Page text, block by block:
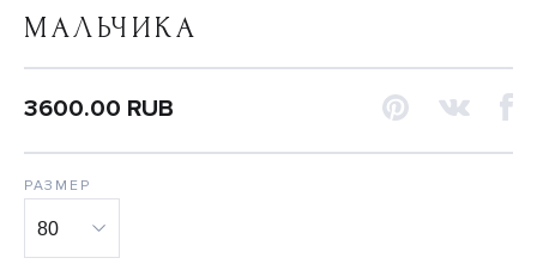
МАЛЬЧИКА
3600.00 RUB
РАЗМЕР